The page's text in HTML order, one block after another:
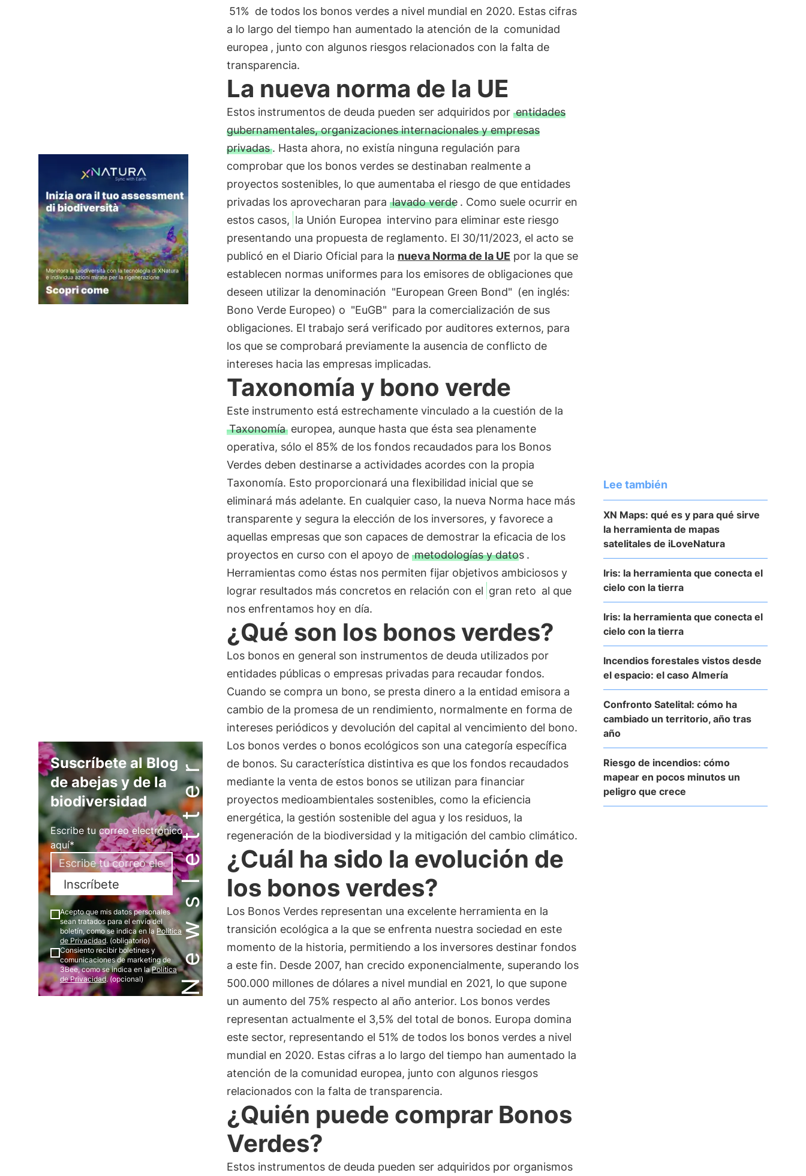
Newsletter
Suscríbete al Blog
de abejas y de la
biodiversidad
Escribe tu correo electrónico
aquí*
Inscríbete
Acepto que mis datos personales
sean tratados para el envío del
boletín, como se indica en la Política
de Privacidad. (obligatorio)
Consiento recibir boletines y
comunicaciones de marketing de
3Bee, como se indica en laPolítica
de Privacidad. (opcional)
51% de todos los bonos verdes a nivel mundial en 2020. Estas cifras
a lo largo del tiempo han aumentado la atención de la comunidad
europea , junto con algunos riesgos relacionados con la falta de
transparencia.
La nueva norma de la UE
Estos instrumentos de deuda pueden ser adquiridos por entidades
gubernamentales, organizaciones internacionales y empresas
privadas. Hasta ahora, no existía ninguna regulación para
comprobar que los bonos verdes se destinaban realmente a
proyectos sostenibles, lo que aumentaba el riesgo de que entidades
privadas los aprovecharan para lavado verde . Como suele ocurrir en
estos casos, la Unión Europea intervino para eliminar este riesgo
presentando una propuesta de reglamento. El 30/11/2023, el acto se
publicó en el Diario Oficial para la nueva Norma de la UE por la que se
establecen normas uniformes para los emisores de obligaciones que
deseen utilizar la denominación "European Green Bond" (en inglés:
Bono Verde Europeo) o "EuGB" para la comercialización de sus
obligaciones. El trabajo será verificado por auditores externos, para
los que se comprobará previamente la ausencia de conflicto de
intereses hacia las empresas implicadas.
Taxonomía y bono verde
Este instrumento está estrechamente vinculado a la cuestión de la
Taxonomíaeuropea, aunque hasta que ésta sea plenamente
operativa, sólo el 85% de los fondos recaudados para los Bonos
Verdes deben destinarse a actividades acordes con la propia
Taxonomía. Esto proporcionará una flexibilidad inicial que se
eliminará más adelante. En cualquier caso, la nueva Norma hace más
transparente y segura la elección de los inversores, y favorece a
aquellas empresas que son capaces de demostrar la eficacia de los
proyectos en curso con el apoyo de metodologías y datos .
Herramientas como éstas nos permiten fijar objetivos ambiciosos y
lograr resultados más concretos en relación con el gran reto al que
nos enfrentamos hoy en día.
¿Qué son los bonos verdes?
Los bonos en general son instrumentos de deuda utilizados por
entidades públicas o empresas privadas para recaudar fondos.
Cuando se compra un bono, se presta dinero a la entidad emisora a
cambio de la promesa de un rendimiento, normalmente en forma de
intereses periódicos y devolución del capital al vencimiento del bono.
Los bonos verdes o bonos ecológicos son una categoría específica
de bonos. Su característica distintiva es que los fondos recaudados
mediante la venta de estos bonos se utilizan para financiar
proyectos medioambientales sostenibles, como la eficiencia
energética, la gestión sostenible del agua y los residuos, la
regeneración de la biodiversidad y la mitigación del cambio climático.
¿Cuál ha sido la evolución de
los bonos verdes?
Los Bonos Verdes representan una excelente herramienta en la
transición ecológica a la que se enfrenta nuestra sociedad en este
momento de la historia, permitiendo a los inversores destinar fondos
a este fin. Desde 2007, han crecido exponencialmente, superando los
500.000 millones de dólares a nivel mundial en 2021, lo que supone
un aumento del 75% respecto al año anterior. Los bonos verdes
representan actualmente el 3,5% del total de bonos. Europa domina
este sector, representando el 51% de todos los bonos verdes a nivel
mundial en 2020. Estas cifras a lo largo del tiempo han aumentado la
atención de la comunidad europea, junto con algunos riesgos
relacionados con la falta de transparencia.
¿Quién puede comprar Bonos
Verdes?
Estos instrumentos de deuda pueden ser adquiridos por organismos
Lee también
XN Maps: qué es y para qué sirve
la herramienta de mapas
satelitales de iLoveNatura
Iris: la herramienta que conecta el
cielo con la tierra
Iris: la herramienta que conecta el
cielo con la tierra
Incendios forestales vistos desde
el espacio: el caso Almería
Confronto Satelital: cómo ha
cambiado un territorio, año tras
año
Riesgo de incendios: cómo
mapear en pocos minutos un
peligro que crece